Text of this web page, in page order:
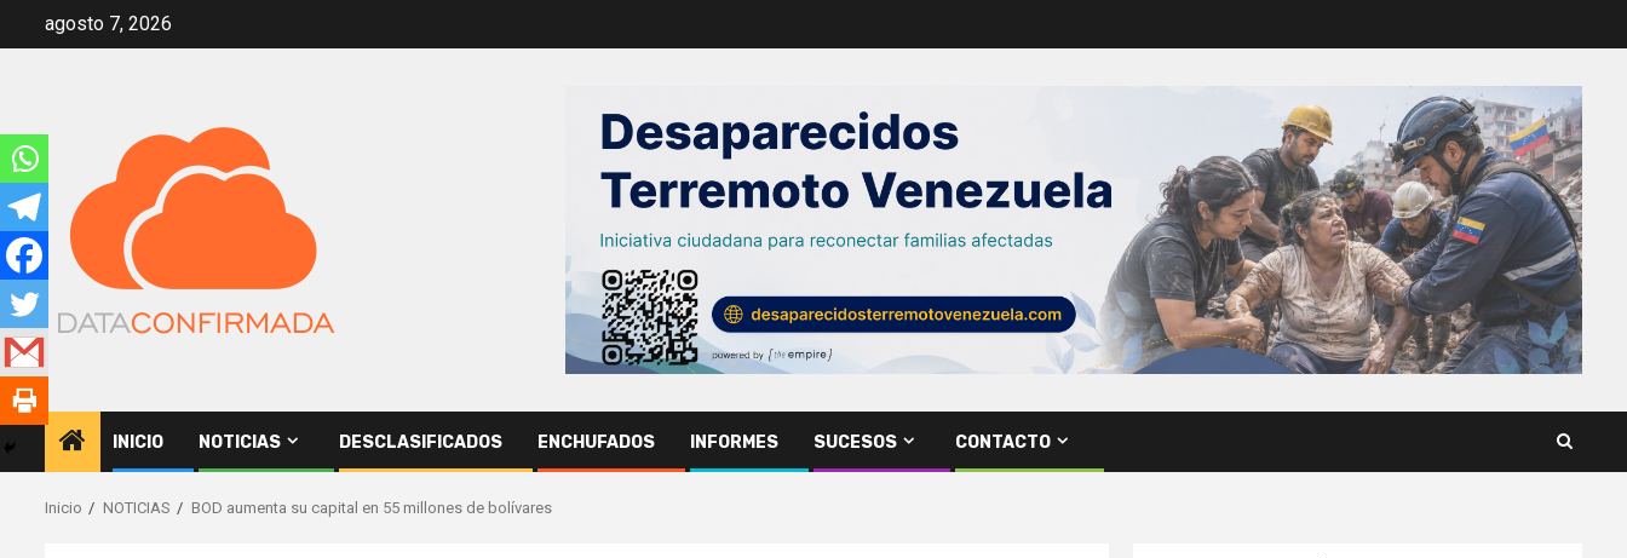
agosto 7, 2026
INICIO NOTICIAS DESCLASIFICADOS ENCHUFADOS INFORMES SUCESOS CONTACTO
Inicio NOTICIAS BOD aumenta su capital en 55 millones de bolívares